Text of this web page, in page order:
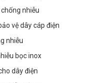
nhiễu
vệ dây cáp điện
nhiễu
bọc inox
dây điện